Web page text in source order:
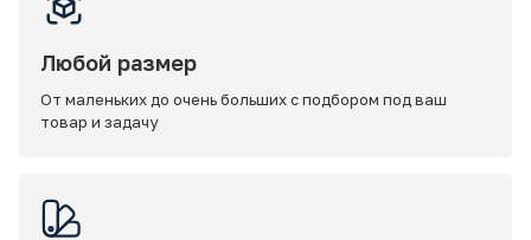
Любой размер
От маленьких до очень больших с подбором под ваш
товар и задачу